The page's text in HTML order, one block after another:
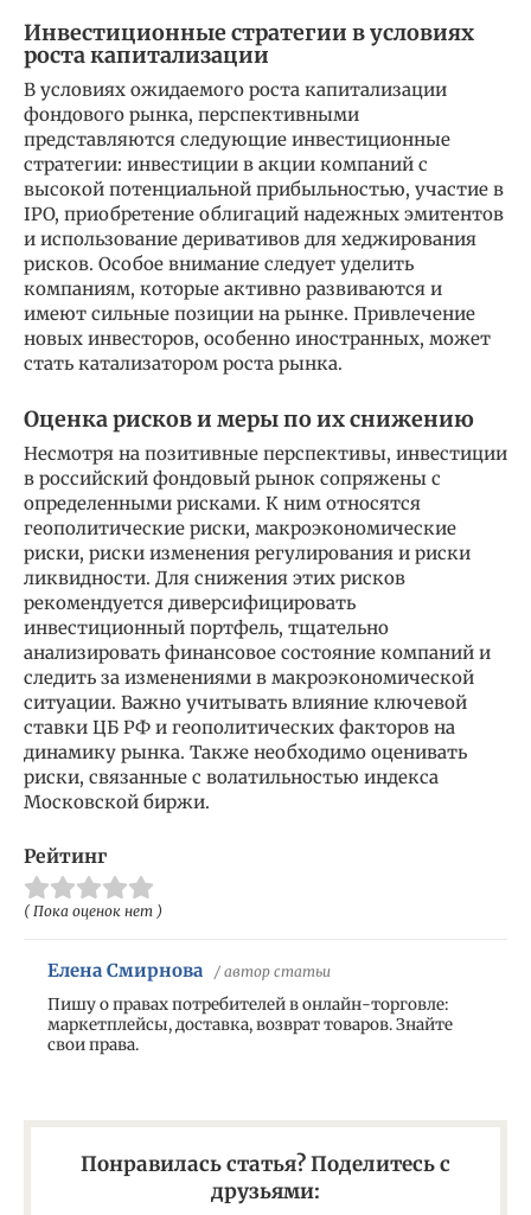
Инвестиционные стратегии в условиях
роста капитализации
В условиях ожидаемого роста капитализации
фондового рынка, перспективными
представляются следующие инвестиционные
стратегии: инвестиции в акции компаний с
высокой потенциальной прибыльностью, участие в
IPO, приобретение облигаций надежных эмитентов
и использование деривативов для хеджирования
рисков. Особое внимание следует уделить
компаниям, которые активно развиваются и
имеют сильные позиции на рынке. Привлечение
новых инвесторов, особенно иностранных, может
стать катализатором роста рынка.
Оценка рисков и меры по их снижению
Несмотря на позитивные перспективы, инвестиции
в российский фондовый рынок сопряжены с
определенными рисками. К ним относятся
геополитические риски, макроэкономические
риски, риски изменения регулирования и риски
ликвидности. Для снижения этих рисков
рекомендуется диверсифицировать
инвестиционный портфель, тщательно
анализировать финансовое состояние компаний и
следить за изменениями в макроэкономической
ситуации. Важно учитывать влияние ключевой
ставки ЦБ РФ и геополитических факторов на
динамику рынка. Также необходимо оценивать
риски, связанные с волатильностью индекса
Московской биржи.
Рейтинг
( Пока оценок нет )
Елена Смирнова / автор статьи
Пишу о правах потребителей в онлайн-торговле:
маркетплейсы, доставка, возврат товаров. Знайте
свои права.
Понравилась статья? Поделитесь с
друзьями: